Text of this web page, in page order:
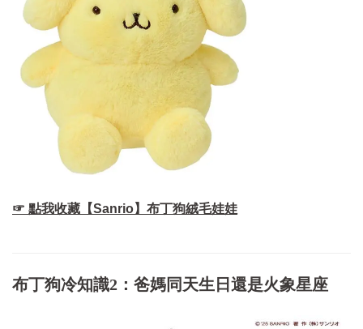
☞ 點我收藏【Sanrio】布丁狗絨毛娃娃
布丁狗冷知識2：爸媽同天生日還是火象星座